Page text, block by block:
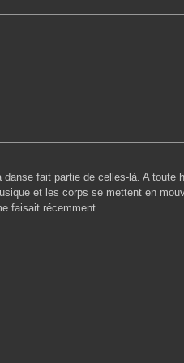
danse fait partie de celles-là. A toute
et les corps se mettent en
faisait récemment...